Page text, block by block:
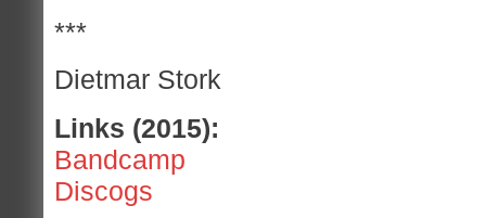
***
Dietmar Stork
Links (2015):
Bandcamp
Discogs